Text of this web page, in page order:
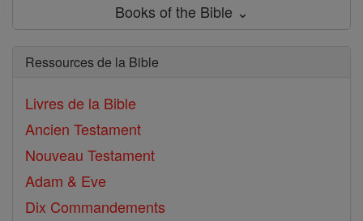
Books of the Bible ⌄
Ressources de la Bible
Livres de la Bible
Ancien Testament
Nouveau Testament
Adam & Eve
Dix Commandements